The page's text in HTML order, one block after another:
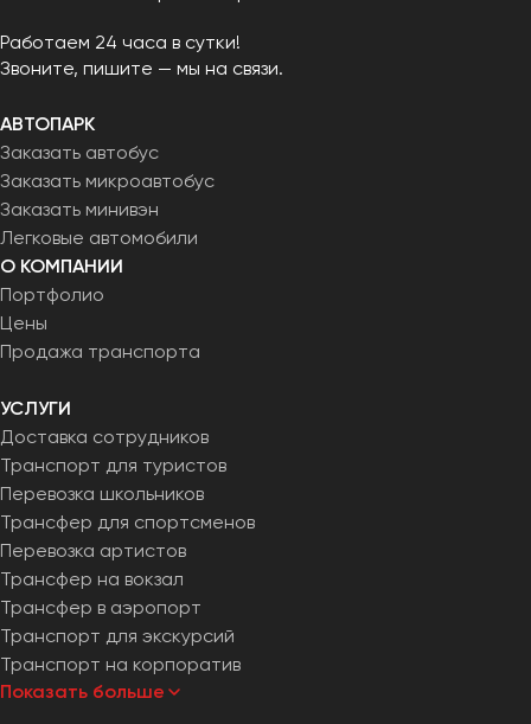
Работаем 24 часа в сутки!
Звоните, пишите — мы на связи.
АВТОПАРК
Заказать автобус
Заказать микроавтобус
Заказать минивэн
Легковые автомобили
О КОМПАНИИ
Портфолио
Цены
Продажа транспорта
УСЛУГИ
Доставка сотрудников
Транспорт для туристов
Перевозка школьников
Трансфер для спортсменов
Перевозка артистов
Трансфер на вокзал
Трансфер в аэропорт
Транспорт для экскурсий
Транспорт на корпоратив
Показать больше